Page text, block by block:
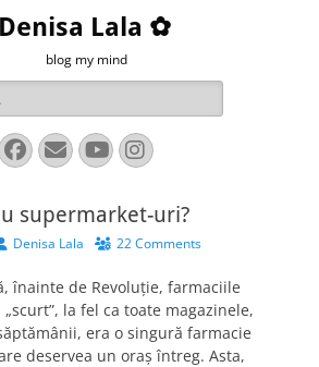
Denisa Lala ✿
blog my mind
Facebook
EmailYouTube
Instagram
supermarket-uri?
Denisa Lala 22 Comments
înainte de Revoluţie, farmaciile
la fel ca toate magazinele,
era o singură farmacie
deservea un oraş întreg. Asta,